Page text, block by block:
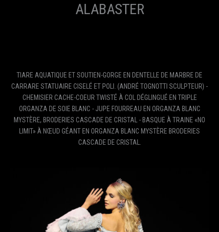
ALABASTER
TIARE AQUATIQUE ET SOUTIEN-GORGE EN DENTELLE DE MARBRE DE
CARRARE STATUAIRE CISELÉ ET POLI. (ANDRÉ TOGNOTTI SCULPTEUR) -
CHEMISIER CACHE-COEUR TWISTÉ À COL DÉGLINGUÉ EN TRIPLE
ORGANZA DE SOIE BLANC - JUPE FOURREAU EN ORGANZA BLANC
MYSTÈRE, BRODERIES CASCADE DE CRISTAL - BASQUE À TRAINE «NO
LIMIT» À NŒUD GÉANT EN ORGANZA BLANC MYSTÈRE BRODERIES
CASCADE DE CRISTAL.